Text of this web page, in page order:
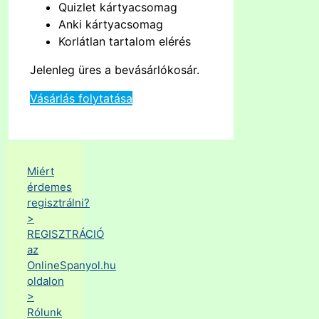
Quizlet kártyacsomag
Anki kártyacsomag
Korlátlan tartalom elérés
Jelenleg üres a bevásárlókosár.
Vásárlás folytatása
Miért
érdemes
regisztrálni?
>
REGISZTRÁCIÓ
az
OnlineSpanyol.hu
oldalon
>
Rólunk